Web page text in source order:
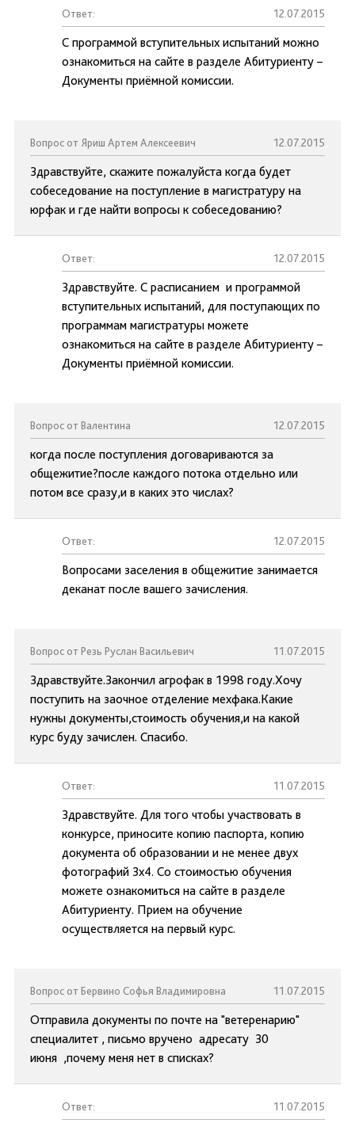
Ответ: 12.07.2015
С программой вступительных испытаний можно
ознакомиться на сайте в разделе Абитуриенту –
Документы приёмной комиссии.
Вопрос от Яриш Артем Алексеевич 12.07.2015
Здравствуйте, скажите пожалуйста когда будет
собеседование на поступление в магистратуру на
юрфак и где найти вопросы к собеседованию?
Ответ: 12.07.2015
Здравствуйте. С расписанием и программой
вступительных испытаний, для поступающих по
программам магистратуры можете
ознакомиться на сайте в разделе Абитуриенту –
Документы приёмной комиссии.
Вопрос от Валентина 12.07.2015
когда после поступления договариваются за
общежитие?после каждого потока отдельно или
потом все сразу,и в каких это числах?
Ответ: 12.07.2015
Вопросами заселения в общежитие занимается
деканат после вашего зачисления.
Вопрос от Резь Руслан Васильевич 11.07.2015
Здравствуйте.Закончил агрофак в 1998 году.Хочу
поступить на заочное отделение мехфака.Какие
нужны документы,стоимость обучения,и на какой
курс буду зачислен. Спасибо.
Ответ: 11.07.2015
Здравствуйте. Для того чтобы участвовать в
конкурсе, приносите копию паспорта, копию
документа об образовании и не менее двух
фотографий 3х4. Со стоимостью обучения
можете ознакомиться на сайте в разделе
Абитуриенту. Прием на обучение
осуществляется на первый курс.
Вопрос от Бервино Софья Владимировна 11.07.2015
Отправила документы по почте на "ветеренарию"
специалитет , письмо вручено адресату 30
июня ,почему меня нет в списках?
Ответ: 11.07.2015